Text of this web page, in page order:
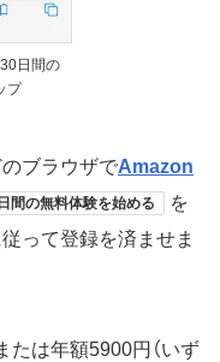
30日間の
プ
ブラウザでAmazon
間の無料体験を始める
を
って登録を済ませま
たは年額5900円（いず